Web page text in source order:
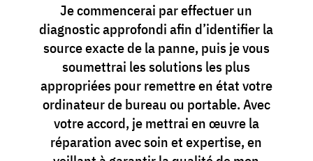
Je commencerai par effectuer un
diagnostic approfondi afin d’identifier la
source exacte de la panne, puis je vous
soumettrai les solutions les plus
appropriées pour remettre en état votre
ordinateur de bureau ou portable. Avec
votre accord, je mettrai en œuvre la
réparation avec soin et expertise, en